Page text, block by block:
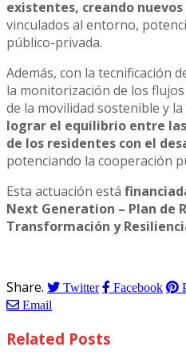
existentes, creando
vinculados al entorno,
público-privada.
Además, con la tecnificación
la monitorización de los
de la movilidad sostenible y la
lograr el equilibrio entre
de los residentes con el
potenciando la cooperación
Esta actuación está
Next Generation – Plan de
Transformación y
Share. Twitter Facebook
Email
Related Posts